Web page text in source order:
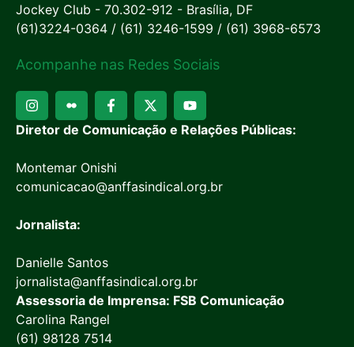
Jockey Club - 70.302-912 - Brasília, DF
(61)3224-0364 / (61) 3246-1599 / (61) 3968-6573
Acompanhe nas Redes Sociais
Diretor de Comunicação e Relações Públicas:
Montemar Onishi
comunicacao@anffasindical.org.br
Jornalista:
Danielle Santos
jornalista@anffasindical.org.br
Assessoria de Imprensa: FSB Comunicação
Carolina Rangel
(61) 98128 7514